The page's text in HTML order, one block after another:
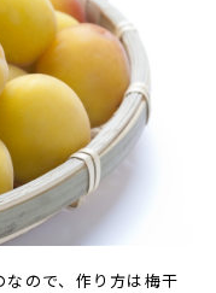
ので、作り方は梅干